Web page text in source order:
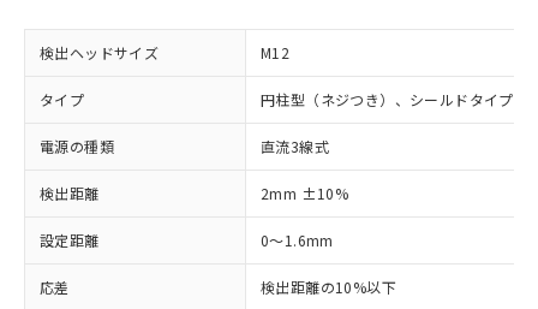
検出ヘッドサイズ M12
タイプ 円柱型（ネジつき）、シールドタイプ
電源の種類 直流3線式
検出距離 2mm ±10%
設定距離 0～1.6mm
応差 検出距離の10%以下